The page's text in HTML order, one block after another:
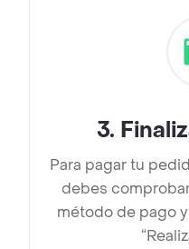
3.
Para pagar tu
debes
método de pago